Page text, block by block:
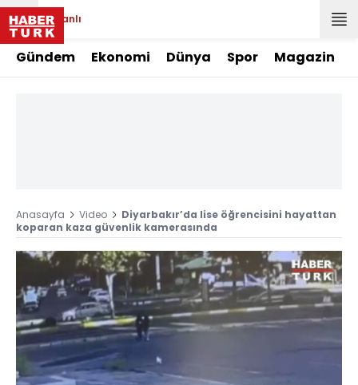
Canlı
Gündem Ekonomi Dünya Spor Magazin
Anasayfa Video
Diyarbakır’da lise öğrencisini hayattan
koparan kaza güvenlik kamerasında